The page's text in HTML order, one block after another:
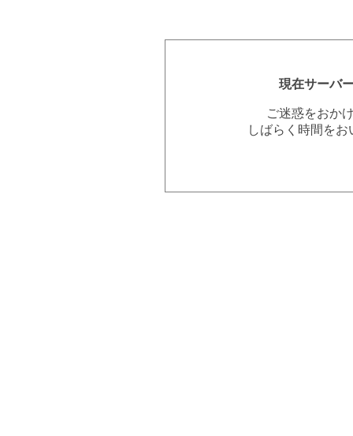
現在サーバ
ご迷惑をおか
しばらく時間を